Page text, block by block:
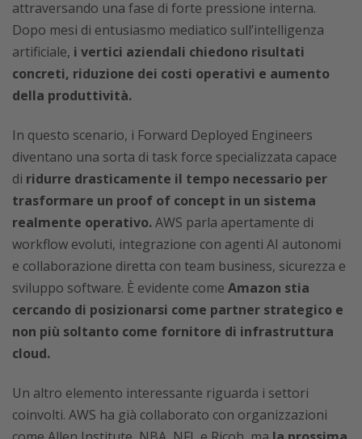
attraversando una fase di forte pressione interna.
Dopo mesi di entusiasmo mediatico sull’intelligenza
artificiale, i vertici aziendali chiedono risultati
concreti, riduzione dei costi operativi e aumento
della produttività.
In questo scenario, i Forward Deployed Engineers
diventano una sorta di task force specializzata capace
di ridurre drasticamente il tempo necessario per
trasformare un proof of concept in un sistema
realmente operativo.AWS parla apertamente di
workflow evoluti, integrazione con agenti AI autonomi
e collaborazione diretta con team business, sicurezza e
sviluppo software. È evidente come Amazon stia
cercando di posizionarsi come partner strategico e
non più soltanto come fornitore di infrastruttura
cloud.
Un altro elemento interessante riguarda i settori
coinvolti. AWS ha già collaborato con organizzazioni